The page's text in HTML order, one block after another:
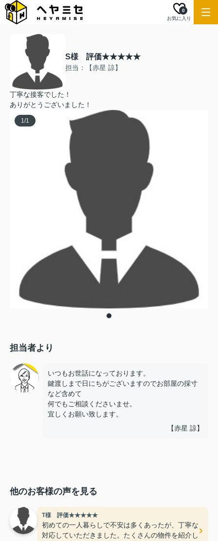
お気に入り
0
S様 評価★★★★★
担当：【赤星 諒】
丁寧な接客でした！
ありがとうございました！
1/1
担当者より
いつもお世話になっております。
鍵渡しまで日にちがございますのでお部屋の採寸
など含めて
何でもご相談くださいませ。
宜しくお願い致します。
【赤星 諒】
他のお客様の声を見る
T様 評価★★★★★
初めての一人暮らしで不安は多くあったが、丁寧な
対応していただきました。たくさんの物件を紹介し